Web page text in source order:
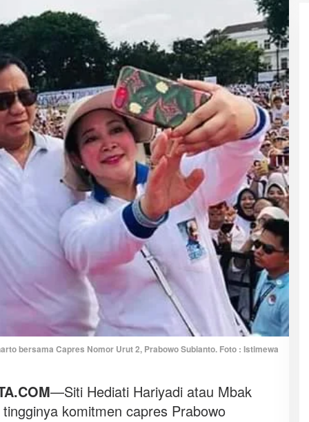
bersama Capres Nomor Urut 2, Prabowo Subianto. Foto : Istimewa
—Siti Hediati Hariyadi atau Mbak
komitmen capres Prabowo